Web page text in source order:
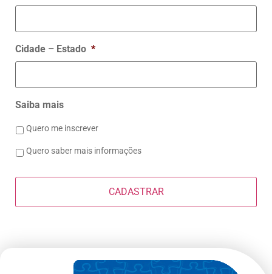
Cidade – Estado *
Saiba mais
Quero me inscrever
Quero saber mais informações